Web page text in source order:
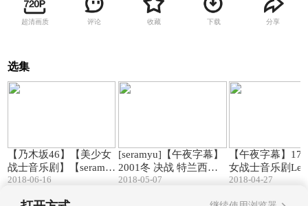
超清画质 评论 收藏 下载 分享
选集
【乃木坂46】【美少女
战士音乐剧】【seramy
u】【午夜字幕】舞台
2018-06-16
[seramyu]【午夜字幕】
2001冬 决战 特兰西瓦
尼亚森林（改订版）特
2018-05-07
【午夜字幕】17
女战士音乐剧Le
ment FinalDVD
2018-04-27